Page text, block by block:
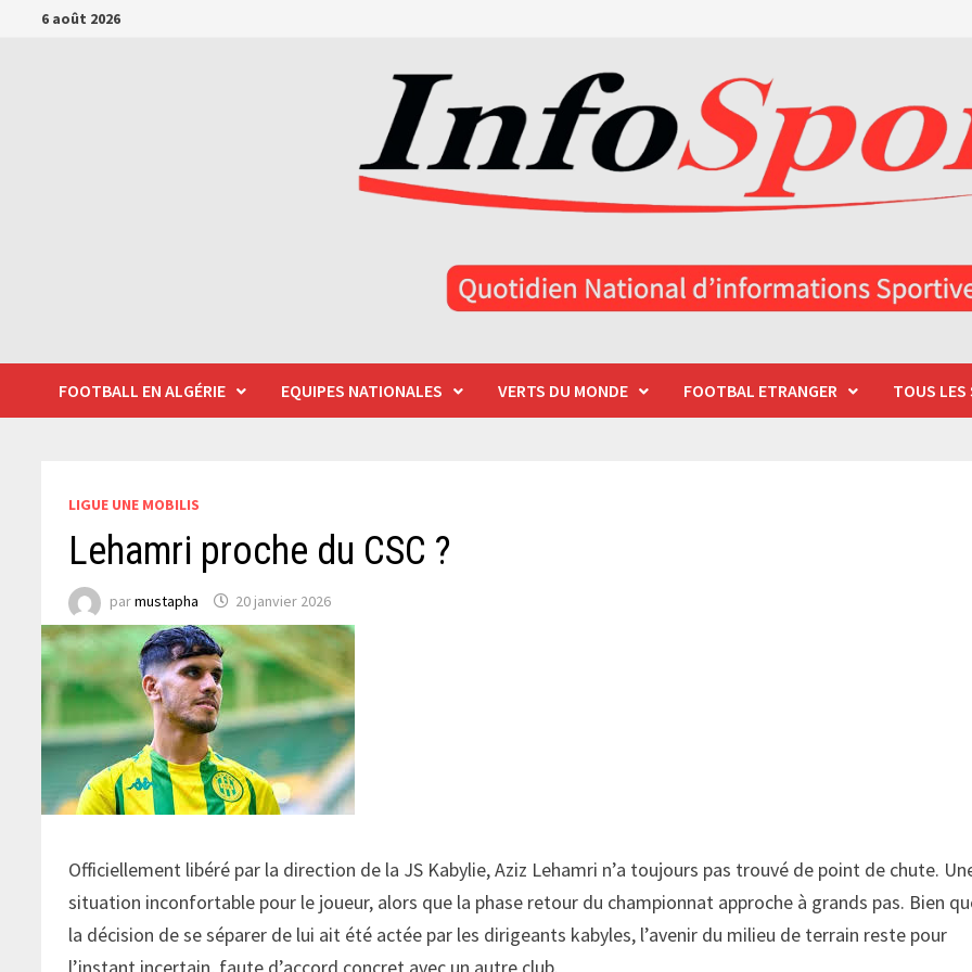
Passer6 août 2026
FOOTBALL EN ALGÉRIE EQUIPES NATIONALES VERTS DU MONDE FOOTBAL ETRANGER TOUS LES
LIGUE UNE MOBILIS
Lehamri proche du CSC ?
parmustapha 20 janvier 2026
Officiellement libéré par la direction de la JS Kabylie, Aziz Lehamri n’a toujours pas trouvé de point de chute.
situation inconfortable pour le joueur, alors que la phase retour du championnat approche à grands pas. Bien
la décision de se séparer de lui ait été actée par les dirigeants kabyles, l’avenir du milieu de terrain reste pour
l’instant incertain, faute d’accord concret avec un autre club.